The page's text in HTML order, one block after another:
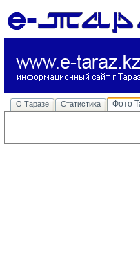
О Таразе Статистика Фото